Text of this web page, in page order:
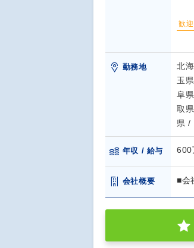
歓迎
勤務地
北
玉
阜
取
県 /
年収 / 給与 600
会社概要 ■会